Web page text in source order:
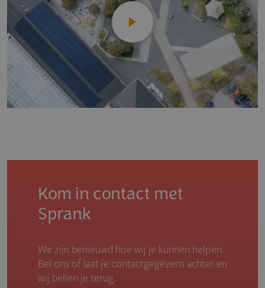
Kom in contact met
Sprank
We zijn benieuwd hoe wij je kunnen helpen.
Bel ons of laat je contactgegevens achter en
wij bellen je terug.